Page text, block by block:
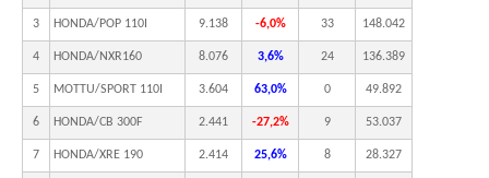
3 HONDA/POP 110I 9.138 -6,0% 33 148.042
4 HONDA/NXR160 8.076 3,6% 24 136.389
5 MOTTU/SPORT 110I 3.604 63,0% 0 49.892
6 HONDA/CB 300F 2.441 -27,2% 9 53.037
7 HONDA/XRE 190 2.414 25,6% 8 28.327